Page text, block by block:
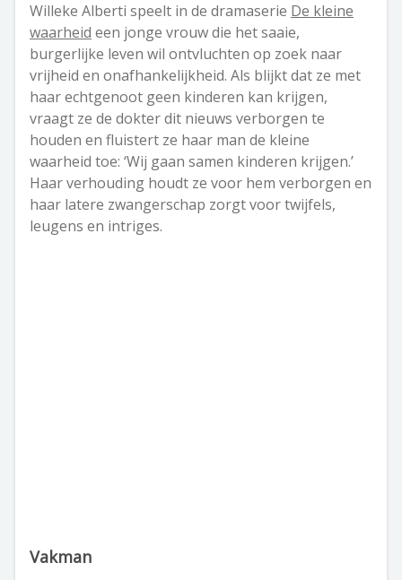
Willeke Alberti speelt in de dramaserie De kleine
waarheid een jonge vrouw die het saaie,
burgerlijke leven wil ontvluchten op zoek naar
vrijheid en onafhankelijkheid. Als blijkt dat ze met
haar echtgenoot geen kinderen kan krijgen,
vraagt ze de dokter dit nieuws verborgen te
houden en fluistert ze haar man de kleine
waarheid toe: ‘Wij gaan samen kinderen krijgen.’
Haar verhouding houdt ze voor hem verborgen en
haar latere zwangerschap zorgt voor twijfels,
leugens en intriges.
Vakman